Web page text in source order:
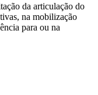
da articulação do
na mobilização
para ou na